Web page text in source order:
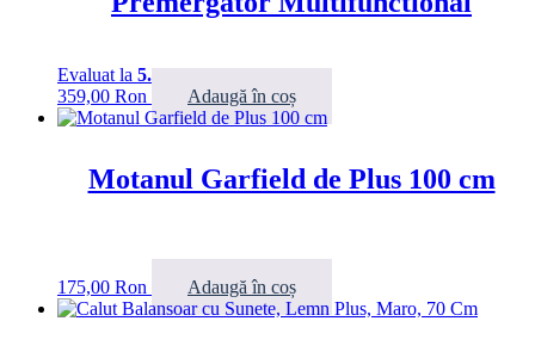
Evaluat la 5.00din 5
359,00 Ron Adaugă în coș
Motanul Garfield de Plus 100 cm
175,00 Ron Adaugă în coș